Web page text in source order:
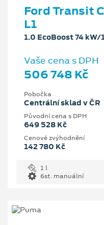
Ford Transit
L1
1.0 EcoBoost 74
Vaše cena s DPH
506 748 Kč
Pobočka
Centrální sklad v ČR
Původní cena s DPH
649 528 Kč
Cenové zvýhodnění
142 780 Kč
1 l
6st. manuální